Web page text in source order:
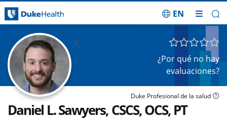
EN
¿Por qué no hay
evaluaciones?
Duke Profesional de la salud
Daniel L. Sawyers, CSCS, OCS, PT